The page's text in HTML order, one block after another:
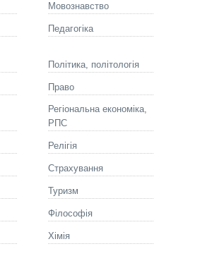
Мовознавство
Педагогіка
Політика, політологія
Право
Регіональна економіка,
РПС
Релігія
Страхування
Туризм
Філософія
Хімія